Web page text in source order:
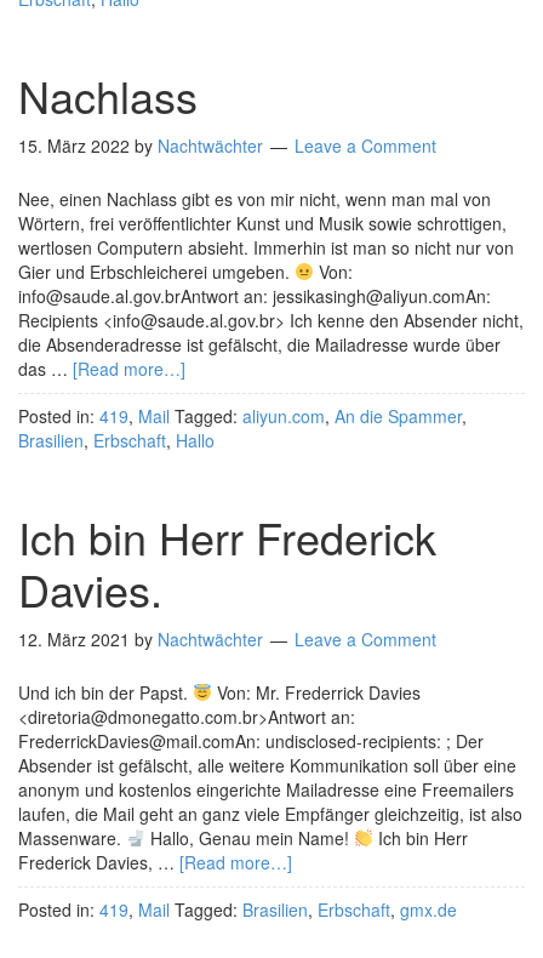
Nachlass
15. März 2022 by Nachtwächter Leave a Comment
Nee, einen Nachlass gibt es von mir nicht, wenn man mal von
Wörtern, frei veröffentlichter Kunst und Musik sowie schrottigen,
wertlosen Computern absieht. Immerhin ist man so nicht nur von
Gier und Erbschleicherei umgeben.
Von:
info@saude.al.gov.brAntwort an: jessikasingh@aliyun.comAn:
Recipients <info@saude.al.gov.br> Ich kenne den Absender nicht,
die Absenderadresse ist gefälscht, die Mailadresse wurde über
das … [Read more…]
Posted in: 419, Mail Tagged: aliyun.com, An die Spammer,
Brasilien, Erbschaft, Hallo
Ich bin Herr Frederick
Davies.
12. März 2021 by Nachtwächter Leave a Comment
Und ich bin der Papst.
Von: Mr. Frederrick Davies
<diretoria@dmonegatto.com.br>Antwort an:
FrederrickDavies@mail.comAn: undisclosed-recipients: ; Der
Absender ist gefälscht, alle weitere Kommunikation soll über eine
anonym und kostenlos eingerichte Mailadresse eine Freemailers
laufen, die Mail geht an ganz viele Empfänger gleichzeitig, ist also
Massenware.
Hallo, Genau mein Name!
Ich bin Herr
Frederick Davies, … [Read more…]
Posted in: 419, Mail Tagged: Brasilien, Erbschaft, gmx.de